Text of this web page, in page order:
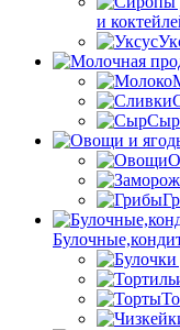
и
Сыр